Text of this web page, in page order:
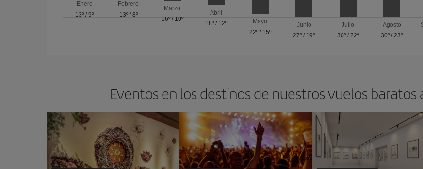
Enero
13º /9º
Febrero
13º/ 8º
Marzo
16º/ 10º
Abril
18º / 12º
Mayo
22º/ 15º
Junio
27º / 19º
Julio
30º/ 22º
Agosto
30º /23º
Eventos en los destinos de nuestros vuelos baratos